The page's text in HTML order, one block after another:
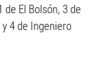
de El Bolsón, 3 de
4 de Ingeniero